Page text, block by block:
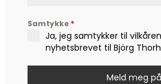
Nettbutikk
Nyheter
Samtykke *
Ja, jeg samtykker til
nyhetsbrevet til Björg
Meld meg på